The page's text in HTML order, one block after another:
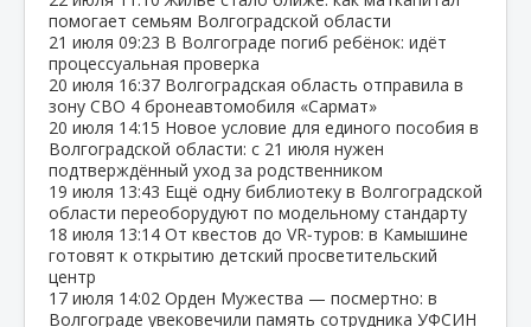
помогает семьям Волгоградской области
21 июля 09:23 В Волгограде погиб ребёнок: идёт
процессуальная проверка
20 июля 16:37 Волгоградская область отправила в
зону СВО 4 бронеавтомобиля «Сармат»
20 июля 14:15 Новое условие для единого пособия в
Волгоградской области: с 21 июля нужен
подтверждённый уход за родственником
19 июля 13:43 Ещё одну библиотеку в Волгоградской
области переоборудуют по модельному стандарту
18 июля 13:14 От квестов до VR‑туров: в Камышине
готовят к открытию детский просветительский
центр
17 июля 14:02 Орден Мужества — посмертно: в
Волгограде увековечили память сотрудника УФСИН